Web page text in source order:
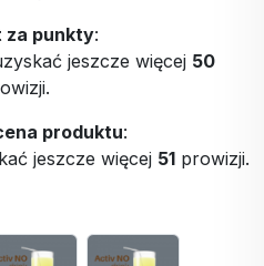
za punkty:
jeszcze więcej 50
produktu:
jeszcze więcej 51 prowizji.